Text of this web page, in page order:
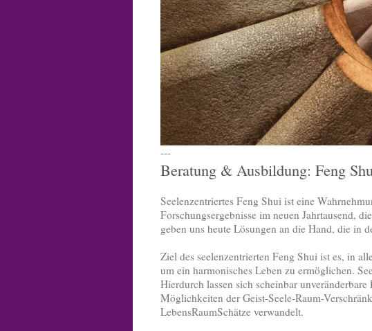
---
Beratung & Ausbildung: Feng
Seelenzentriertes Feng Shui ist eine
Forschungsergebnisse im neuen Jahrtausend,
geben uns heute Lösungen an die Hand, die in
Ziel des seelenzentrierten Feng Shui ist es, in
um ein harmonisches Leben zu ermöglichen.
Hierdurch lassen sich scheinbar
Möglichkeiten der Geist-Seele-Raum-
LebensRaumSchätze verwandelt.